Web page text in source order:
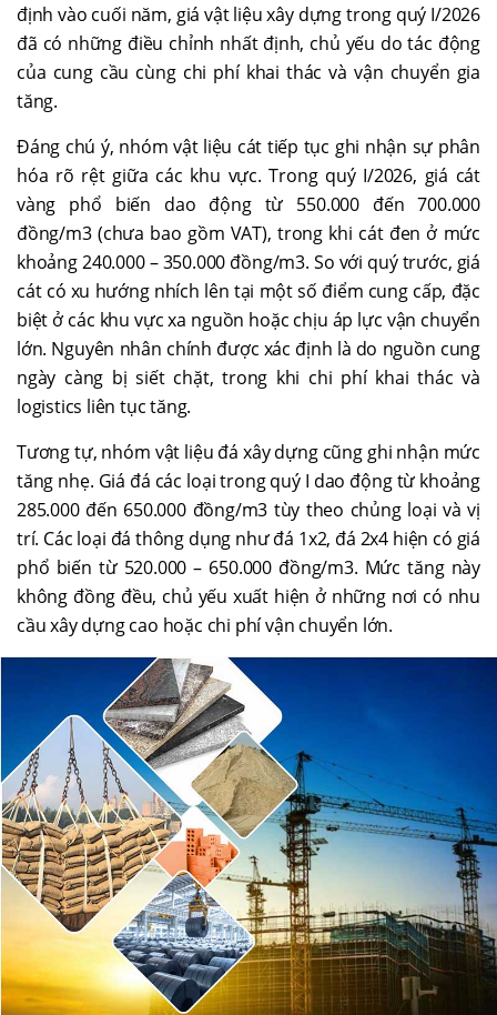
định vào cuối năm, giá vật liệu xây dựng trong quý I/2026
đã có những điều chỉnh nhất định, chủ yếu do tác động
của cung cầu cùng chi phí khai thác và vận chuyển gia
tăng.
Đáng chú ý, nhóm vật liệu cát tiếp tục ghi nhận sự phân
hóa rõ rệt giữa các khu vực. Trong quý I/2026, giá cát
vàng phổ biến dao động từ 550.000 đến 700.000
đồng/m3 (chưa bao gồm VAT), trong khi cát đen ở mức
khoảng 240.000 – 350.000 đồng/m3. So với quý trước, giá
cát có xu hướng nhích lên tại một số điểm cung cấp, đặc
biệt ở các khu vực xa nguồn hoặc chịu áp lực vận chuyển
lớn. Nguyên nhân chính được xác định là do nguồn cung
ngày càng bị siết chặt, trong khi chi phí khai thác và
logistics liên tục tăng.
Tương tự, nhóm vật liệu đá xây dựng cũng ghi nhận mức
tăng nhẹ. Giá đá các loại trong quý I dao động từ khoảng
285.000 đến 650.000 đồng/m3 tùy theo chủng loại và vị
trí. Các loại đá thông dụng như đá 1x2, đá 2x4 hiện có giá
phổ biến từ 520.000 – 650.000 đồng/m3. Mức tăng này
không đồng đều, chủ yếu xuất hiện ở những nơi có nhu
cầu xây dựng cao hoặc chi phí vận chuyển lớn.